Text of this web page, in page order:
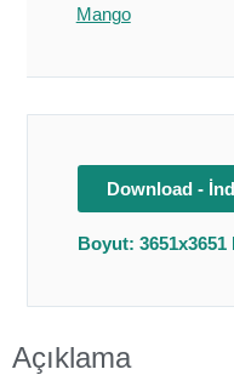
Mango
Download -
Boyut: 3651x3651
Açıklama